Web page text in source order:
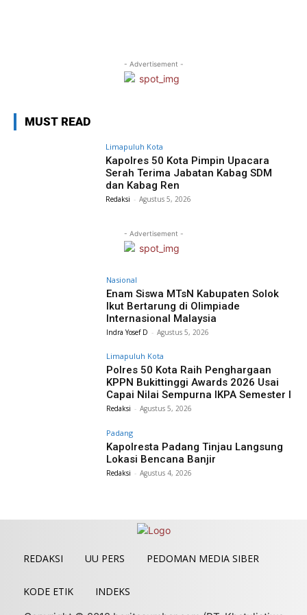
- Advertisement -
MUST READ
Limapuluh Kota
Kapolres 50 Kota Pimpin Upacara
Serah Terima Jabatan Kabag SDM
dan Kabag Ren
Redaksi - Agustus 5, 2026
- Advertisement -
Nasional
Enam Siswa MTsN Kabupaten Solok
Ikut Bertarung di Olimpiade
Internasional Malaysia
Indra Yosef D - Agustus 5, 2026
Limapuluh Kota
Polres 50 Kota Raih Penghargaan
KPPN Bukittinggi Awards 2026 Usai
Capai Nilai Sempurna IKPA Semester I
Redaksi - Agustus 5, 2026
Padang
Kapolresta Padang Tinjau Langsung
Lokasi Bencana Banjir
Redaksi - Agustus 4, 2026
REDAKSI UU PERS PEDOMAN MEDIA SIBER
KODE ETIK
INDEKS